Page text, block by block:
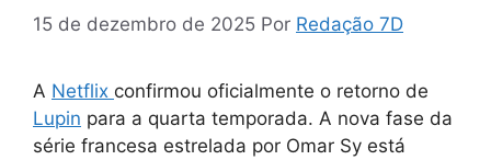
15 de dezembro de 2025 Por Redação 7D
A Netflix confirmou oficialmente o retorno de
Lupin para a quarta temporada. A nova fase da
série francesa estrelada por Omar Sy está